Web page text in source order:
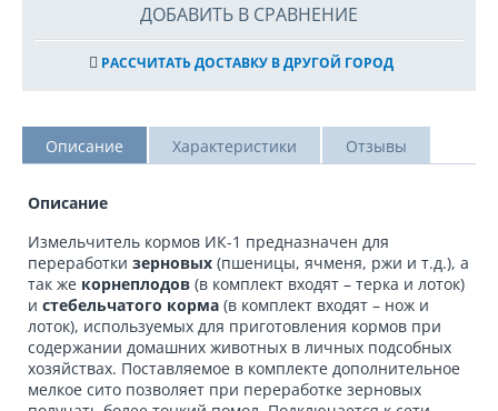
ДОБАВИТЬ В СРАВНЕНИЕ
РАССЧИТАТЬ ДОСТАВКУ В ДРУГОЙ ГОРОД
Описание Характеристики Отзывы
Описание
Измельчитель кормов ИК-1 предназначен для
переработки зерновых (пшеницы, ячменя, ржи и т.д.), а
так же корнеплодов (в комплект входят – терка и лоток)
и стебельчатого корма (в комплект входят – нож и
лоток), используемых для приготовления кормов при
содержании домашних животных в личных подсобных
хозяйствах. Поставляемое в комплекте дополнительное
мелкое сито позволяет при переработке зерновых